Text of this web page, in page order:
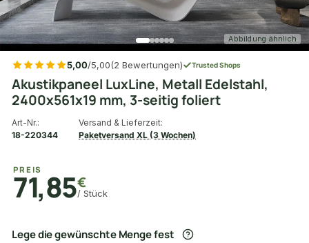
Abbildung ähnlich
5,00/5,00(2 Bewertungen) Trusted Shops
Akustikpaneel LuxLine, Metall Edelstahl,
2400x561x19 mm, 3-seitig foliert
Art-Nr.:
18-220344
Versand & Lieferzeit:
Paketversand XL (3 Wochen)
PREIS
71,85€
/ Stück
Lege die gewünschte Menge fest